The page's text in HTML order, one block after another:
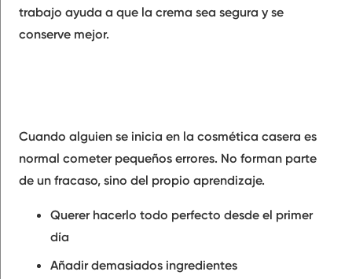
trabajo ayuda a que la crema sea segura y se
conserve mejor.
Cuando alguien se inicia en la cosmética casera es
normal cometer pequeños errores. No forman parte
de un fracaso, sino del propio aprendizaje.
Querer hacerlo todo perfecto desde el primer
día
Añadir demasiados ingredientes